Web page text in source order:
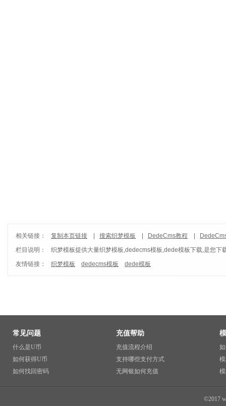
相关链接： 复制本页链接 搜索织梦模板 DedeCms教程
栏目说明：
织梦模板提供大量织梦模板,dedecms模板,dede模板下载,是您
友情链接：
织梦模板 dedecms模板 dede模板
常见问题
什么是U币
如何获得U币
如何找回密码
充值帮助
充值流程介绍
支持哪些支付方式
无网银如何充值
©2017